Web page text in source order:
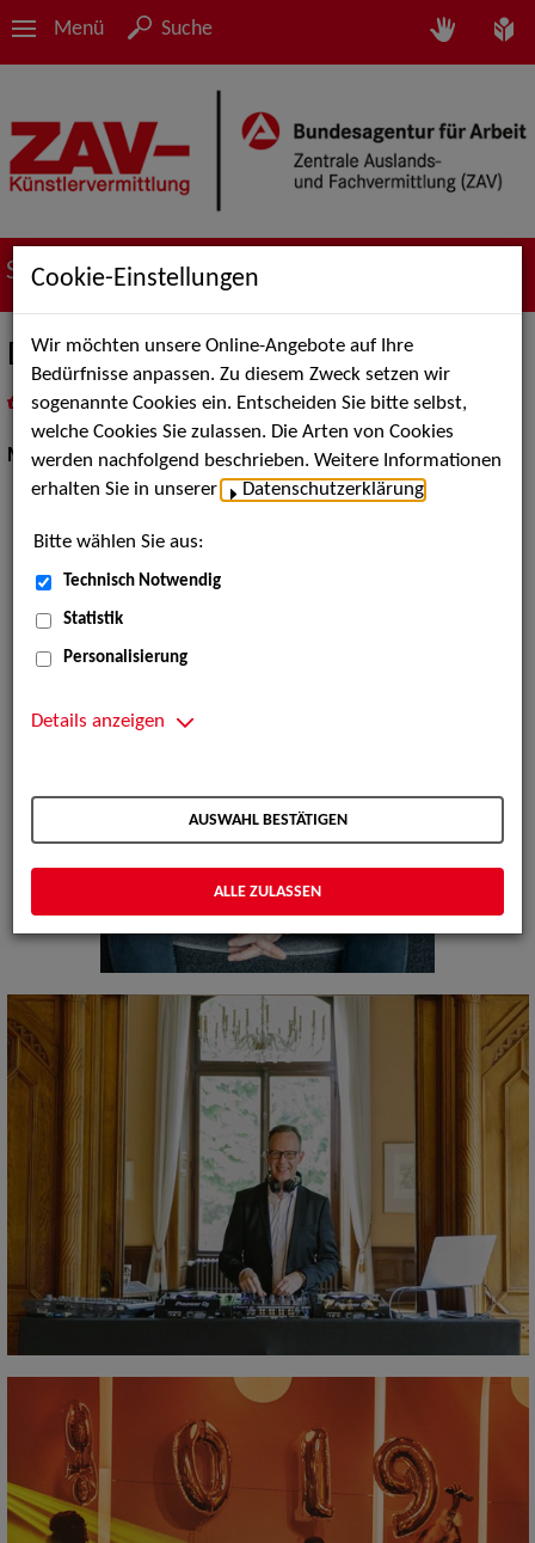
Menü Suche
Suche nach Künstler*innen
DJ René Pera
als PDF speichern
inMeine Merklistelegen
Musik:DJs
Cookie-Einstellungen
Wir möchten unsere Online-Angebote auf Ihre
Bedürfnisse anpassen. Zu diesem Zweck setzen wir
sogenannte Cookies ein. Entscheiden Sie bitte selbst,
welche Cookies Sie zulassen. Die Arten von Cookies
werden nachfolgend beschrieben. Weitere Informationen
erhalten Sie in unserer
Datenschutzerklärung
Bitte wählen Sie aus:
Technisch Notwendig
Statistik
Personalisierung
Details anzeigen
AUSWAHL BESTÄTIGEN
ALLE ZULASSEN